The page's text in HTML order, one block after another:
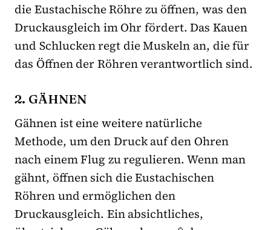
die Eustachische Röhre zu öffnen, was den
Druckausgleich im Ohr fördert. Das Kauen
und Schlucken regt die Muskeln an, die für
das Öffnen der Röhren verantwortlich sind.
2. GÄHNEN
Gähnen ist eine weitere natürliche
Methode, um den Druck auf den Ohren
nach einem Flug zu regulieren. Wenn man
gähnt, öffnen sich die Eustachischen
Röhren und ermöglichen den
Druckausgleich. Ein absichtliches,